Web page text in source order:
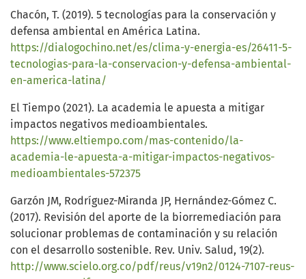
Chacón, T. (2019). 5 tecnologías para la conservación y
defensa ambiental en América Latina.
https://dialogochino.net/es/clima-y-energia-es/26411-5-
tecnologias-para-la-conservacion-y-defensa-ambiental-
en-america-latina/
El Tiempo (2021). La academia le apuesta a mitigar
impactos negativos medioambientales.
https://www.eltiempo.com/mas-contenido/la-
academia-le-apuesta-a-mitigar-impactos-negativos-
medioambientales-572375
Garzón JM, Rodríguez-Miranda JP, Hernández-Gómez C.
(2017). Revisión del aporte de la biorremediación para
solucionar problemas de contaminación y su relación
con el desarrollo sostenible. Rev. Univ. Salud, 19(2).
http://www.scielo.org.co/pdf/reus/v19n2/0124-7107-reus-